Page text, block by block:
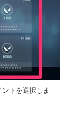
トを選択しま